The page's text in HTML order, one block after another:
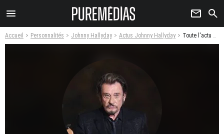
menu newsletter search
Accueil Personnalités Johnny Hallyday Actus Johnny Hallyday Toute l'actu de Johnny Hallyday - Page 3